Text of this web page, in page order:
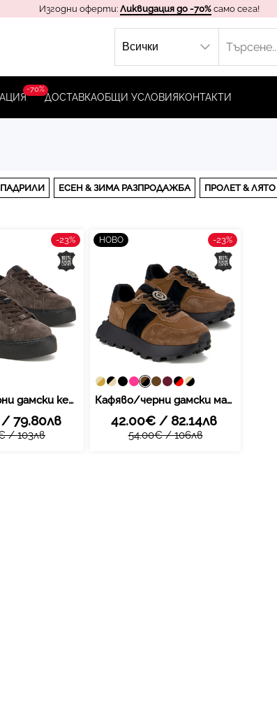
Изгодни оферти: Ликвидация до -70% само сега!
-70%
ДОСТАВКАОБЩИ УСЛОВИЯ KОНТАКТИ
ЕСЕН & ЗИМА РАЗПРОДАЖБА ПРОЛЕТ & ЛЯТО
Кафяво/черни дамски кецове от естествена кожа – луксозен акцент и комфорт на дебела подметка за стилно излъчване DP6119 BR BK
79.80лв
/ 103лв
-23%
Кафяво/черни дамски маратонки от естествен велур – елегантна визия, висококачествена изработка и стилен декоративен завършек XF112 brown/black
42.00€ / 82.14лв
54.00€ / 106лв
НОВО -23%